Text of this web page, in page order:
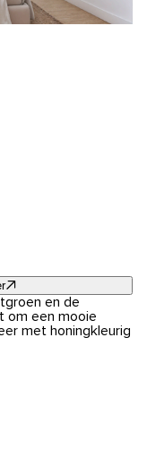
en de
om een mooie
met honingkleurig